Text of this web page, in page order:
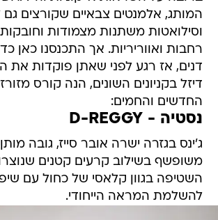
המותג, אלמנטים צבאיים שקורצים גם
וסילואטות משתנות מצמודות וחובקות
רחבות ואווריריות. אך התכנסנו כאן
דנים, אז רגע לפני שאתן פוקדות את
דיזל בקניונים השונים, הנה קורס
החדשים והחמים:
נסטיה - D-REGGY
ג'ינס בגזרה ישרה אובר סייז, גובה
משופשף בשילוב קרעים קטנים
השטיפה בגוון קלאסי של כחול עם
להשלמת המראה הייחודי.